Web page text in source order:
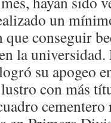
un
conseguir
la
su apogeo
con más